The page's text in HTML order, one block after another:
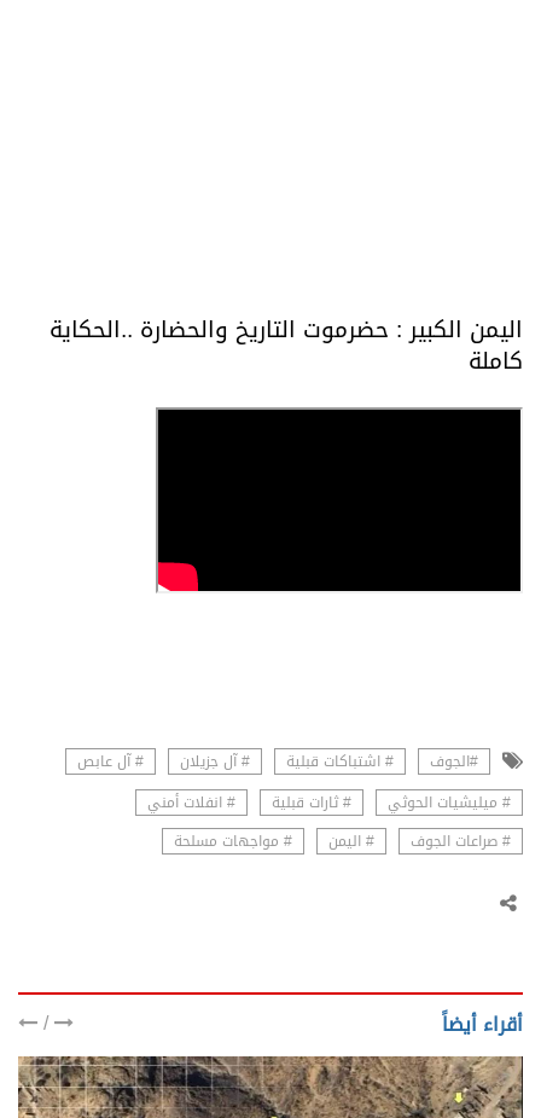
اليمن الكبير : حضرموت التاريخ والحضارة ..الحكاية
كاملة
#الجوف # اشتباكات قبلية # آل جزيلان
# آل عابص
# ميليشيات الحوثي
# ثارات قبلية
# انفلات أمني
# صراعات الجوف
# اليمن # مواجهات مسلحة
أقراء أيضاً /